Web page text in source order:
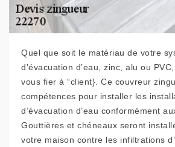
Quel que soit le matériau de votre
d’évacuation d’eau, zinc, alu ou
vous fier à “client}. Ce couvreur
compétences pour installer les
d’évacuation d’eau conformément
Gouttières et chéneaux seront
votre maison contre les infiltrations